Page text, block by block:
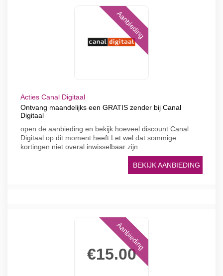
Aanbieding
Acties Canal Digitaal
Ontvang maandelijks een GRATIS zender bij Canal
Digitaal
open de aanbieding en bekijk hoeveel discount Canal
Digitaal op dit moment heeft Let wel dat sommige
kortingen niet overal inwisselbaar zijn
BEKIJK AANBIEDING
€15.00
Aanbieding